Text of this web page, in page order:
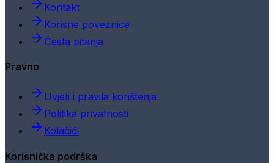
Kontakt
Korisne poveznice
Česta pitanja
Pravno
Uvjeti i pravila korištenja
Politika privatnosti
Kolačići
Korisnička podrška